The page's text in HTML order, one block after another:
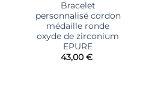
Bracelet
personnalisé cordon
médaille ronde
oxyde de zirconium
EPURE
43,00 €